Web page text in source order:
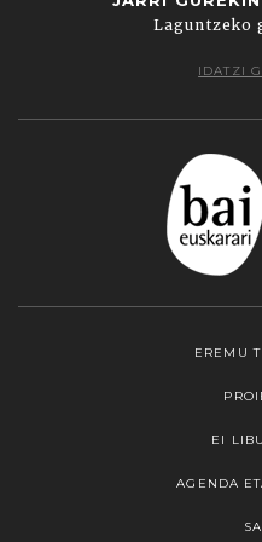
Laguntzeko
IDATZI
EREMU
EI
AGENDA